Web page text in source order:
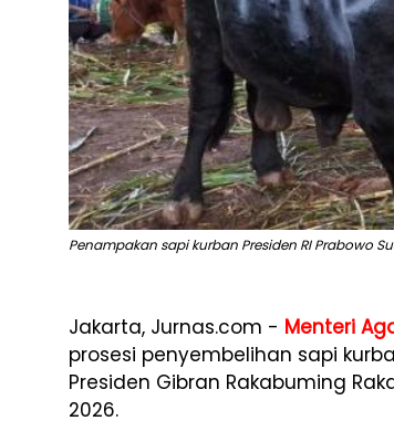
Penampakan sapi kurban Presiden RI Prabowo
Jakarta, Jurnas.com - Menteri
prosesi penyembelihan sapi
Presiden Gibran Rakabuming
2026.